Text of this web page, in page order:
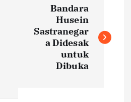
Bandara
Husein
Sastranegar
a Didesak
untuk
Dibuka